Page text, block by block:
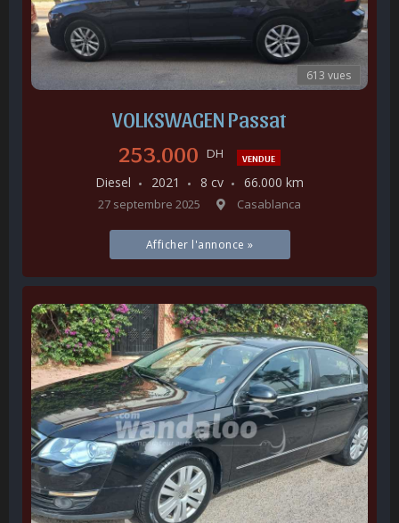
613 vues
VOLKSWAGEN Passat
253.000 DH VENDUE
Diesel 2021 8 cv 66.000 km
27 septembre 2025 Casablanca
Afficher l'annonce »